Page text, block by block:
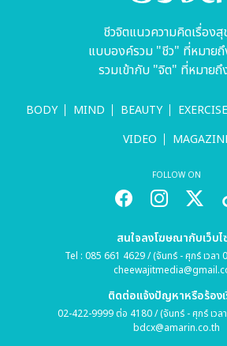
ชีวจิตแนวความคิดเรื่อง
แบบองค์รวม "ชีว" ที่หมาย
รวมเข้ากับ "จิต" ที่หมายถึ
BODY MIND BEAUTY EXERCISE
VIDEO
FOLLOW ON
สนใจลงโฆษณากับเว็บไ
Tel : 085 661 4629 / (จันทร์ - ศุกร์ เวลา
ติดต่อแจ้งปัญหาหรือร้อง
02-422-9999 ต่อ 4180 / (จันทร์ - ศุกร์ เวล
bdcx@amarin.co.th